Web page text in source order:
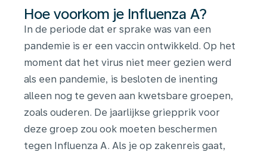
Hoe voorkom je Influenza A?
In de periode dat er sprake was van een
pandemie is er een vaccin ontwikkeld. Op het
moment dat het virus niet meer gezien werd
als een pandemie, is besloten de inenting
alleen nog te geven aan kwetsbare groepen,
zoals ouderen. De jaarlijkse griepprik voor
deze groep zou ook moeten beschermen
tegen Influenza A. Als je op zakenreis gaat,